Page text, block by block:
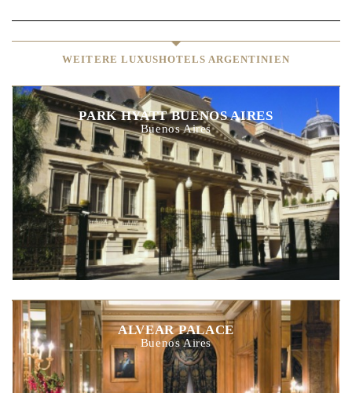
WEITERE LUXUSHOTELS ARGENTINIEN
PARK HYATT BUENOS AIRES
Buenos Aires
ALVEAR PALACE
Buenos Aires